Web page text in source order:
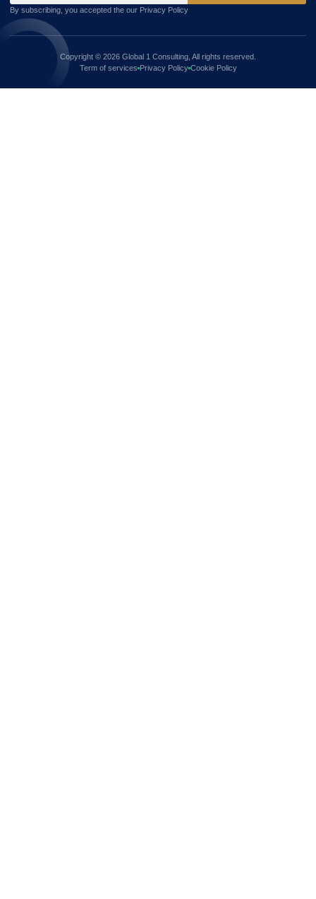
By subscribing, you accepted the our Privacy Policy
Copyright © 2026 Global 1 Consulting, All rights reserved.
Term of services Privacy Policy Cookie Policy